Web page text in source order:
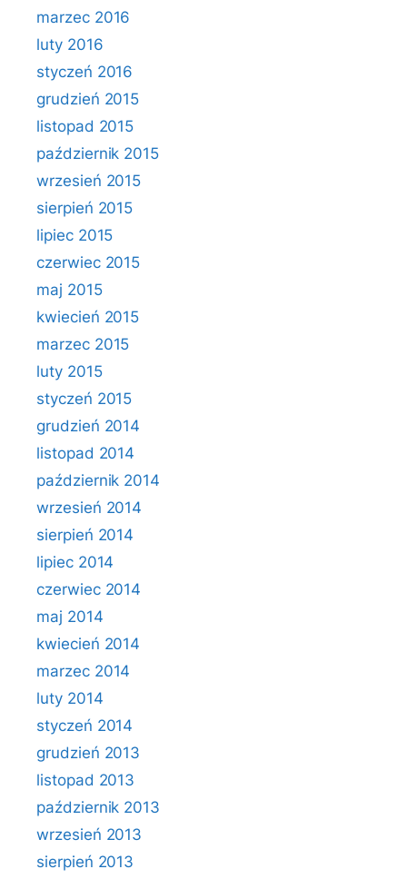
marzec 2016
luty 2016
styczeń 2016
grudzień 2015
listopad 2015
październik 2015
wrzesień 2015
sierpień 2015
lipiec 2015
czerwiec 2015
maj 2015
kwiecień 2015
marzec 2015
luty 2015
styczeń 2015
grudzień 2014
listopad 2014
październik 2014
wrzesień 2014
sierpień 2014
lipiec 2014
czerwiec 2014
maj 2014
kwiecień 2014
marzec 2014
luty 2014
styczeń 2014
grudzień 2013
listopad 2013
październik 2013
wrzesień 2013
sierpień 2013